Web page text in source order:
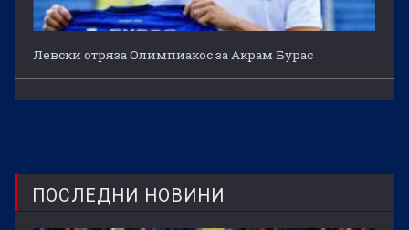
Левски отряза Олимпиакос за Акрам Бурас
ПОСЛЕДНИ НОВИНИ